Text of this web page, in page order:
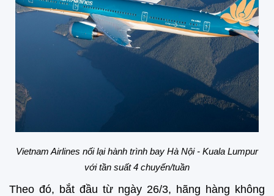
Vietnam Airlines nối lại hành trình bay Hà Nội - Kuala Lumpur
với tần suất 4 chuyến/tuần
Theo đó, bắt đầu từ ngày 26/3, hãng hàng không